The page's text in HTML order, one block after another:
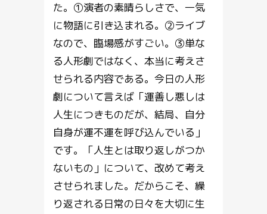
た。①演者の素晴らしさで、一気
に物語に引き込まれる。②ライブ
なので、臨場感がすごい。③単な
る人形劇ではなく、本当に考えさ
せられる内容である。今日の人形
劇について言えば「運善し悪しは
人生につきものだが、結局、自分
自身が運不運を呼び込んでいる」
です。「人生とは取り返しがつか
ないもの」について、改めて考え
させられました。だからこそ、繰
り返される日常の日々を大切に生